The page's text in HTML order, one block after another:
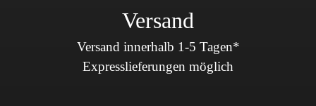
Versand
Versand innerhalb 1-5 Tagen*
Expresslieferungen möglich